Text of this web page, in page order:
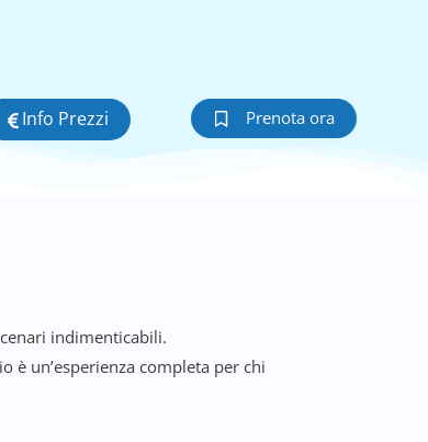
Info Prezzi Prenota ora
indimenticabili.
è un’esperienza completa per chi